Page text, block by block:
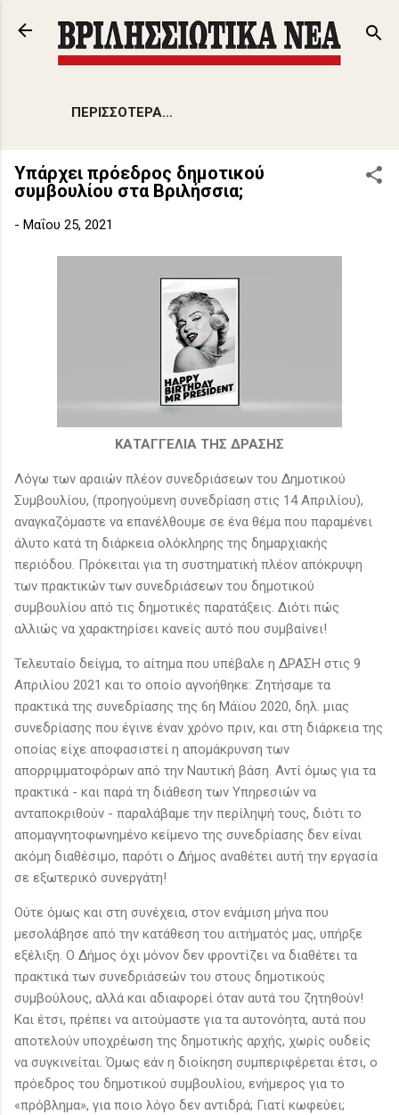
Μετάβαση στο κύριο περιεχόμενο
ΠΕΡΙΣΣΌΤΕΡΑ…
Υπάρχει πρόεδρος δημοτικού
συμβουλίου στα Βριλήσσια;
- Μαΐου 25, 2021
ΚΑΤΑΓΓΕΛΙΑ ΤΗΣ ΔΡΑΣΗΣ
Λόγω των αραιών πλέον συνεδριάσεων του Δημοτικού
Συμβουλίου, (προηγούμενη συνεδρίαση στις 14 Απριλίου),
αναγκαζόμαστε να επανέλθουμε σε ένα θέμα που παραμένει
άλυτο κατά τη διάρκεια ολόκληρης της δημαρχιακής
περιόδου. Πρόκειται για τη συστηματική πλέον απόκρυψη
των πρακτικών των συνεδριάσεων του δημοτικού
συμβουλίου από τις δημοτικές παρατάξεις. Διότι πώς
αλλιώς να χαρακτηρίσει κανείς αυτό που συμβαίνει!
Τελευταίο δείγμα, το αίτημα που υπέβαλε η ΔΡΑΣΗ στις 9
Απριλίου 2021 και το οποίο αγνοήθηκε: Ζητήσαμε τα
πρακτικά της συνεδρίασης της 6η Μάϊου 2020, δηλ. μιας
συνεδρίασης που έγινε έναν χρόνο πριν, και στη διάρκεια της
οποίας είχε αποφασιστεί η απομάκρυνση των
απορριμματοφόρων από την Ναυτική βάση. Αντί όμως για τα
πρακτικά - και παρά τη διάθεση των Υπηρεσιών να
ανταποκριθούν - παραλάβαμε την περίληψή τους, διότι το
απομαγνητοφωνημένο κείμενο της συνεδρίασης δεν είναι
ακόμη διαθέσιμο, παρότι ο Δήμος αναθέτει αυτή την εργασία
σε εξωτερικό συνεργάτη!
Ούτε όμως και στη συνέχεια, στον ενάμιση μήνα που
μεσολάβησε από την κατάθεση του αιτήματός μας, υπήρξε
εξέλιξη. Ο Δήμος όχι μόνον δεν φροντίζει να διαθέτει τα
πρακτικά των συνεδριάσεών του στους δημοτικούς
συμβούλους, αλλά και αδιαφορεί όταν αυτά του ζητηθούν!
Και έτσι, πρέπει να αιτούμαστε για τα αυτονόητα, αυτά που
αποτελούν υποχρέωση της δημοτικής αρχής, χωρίς ουδείς
να συγκινείται. Όμως εάν η διοίκηση συμπεριφέρεται έτσι, ο
πρόεδρος του δημοτικού συμβουλίου, ενήμερος για το
«πρόβλημα», για ποιο λόγο δεν αντιδρά; Γιατί κωφεύει;